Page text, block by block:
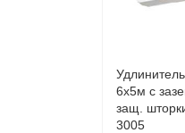
6х5м с
защ.
3005